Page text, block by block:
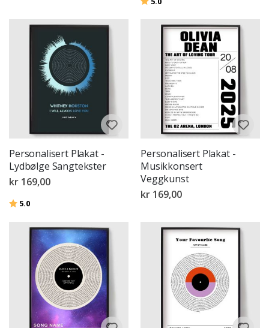
Personalisert Plakat -
Lydbølge Sangtekster
kr 169,00
Karakter:
5.0
Personalisert Plakat -
Musikkonsert
Veggkunst
kr 169,00